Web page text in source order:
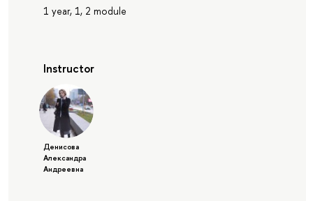
1 year, 1, 2 module
Instructor
Денисова
Александра
Андреевна